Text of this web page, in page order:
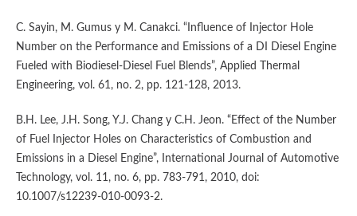
C. Sayin, M. Gumus y M. Canakci. “Influence of Injector Hole
Number on the Performance and Emissions of a DI Diesel Engine
Fueled with Biodiesel-Diesel Fuel Blends”, Applied Thermal
Engineering, vol. 61, no. 2, pp. 121-128, 2013.
B.H. Lee, J.H. Song, Y.J. Chang y C.H. Jeon. “Effect of the Number
of Fuel Injector Holes on Characteristics of Combustion and
Emissions in a Diesel Engine”, International Journal of Automotive
Technology, vol. 11, no. 6, pp. 783-791, 2010, doi:
10.1007/s12239-010-0093-2.